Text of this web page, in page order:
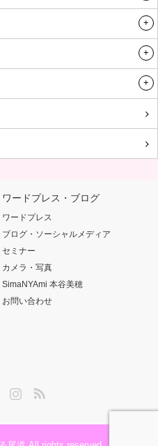
ワードプレス・ブログ
ワードプレス
ブログ・ソーシャルメディア
セミナー
カメラ・写真
SimaNYAmi 本谷美穂
お問い合わせ